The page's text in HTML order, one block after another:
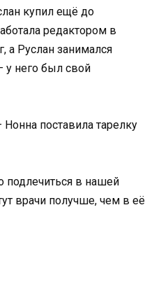
купил ещё до
редактором в
а Руслан занимался
у него был свой
поставила тарелку
в нашей
врачи получше, чем в её